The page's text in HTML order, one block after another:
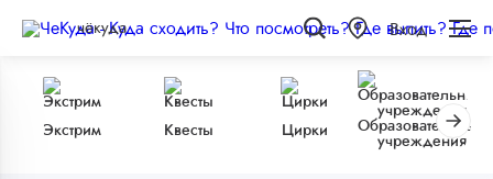
чёкуда Вход
Экстрим Квесты Цирки
Образовательные
учреждения